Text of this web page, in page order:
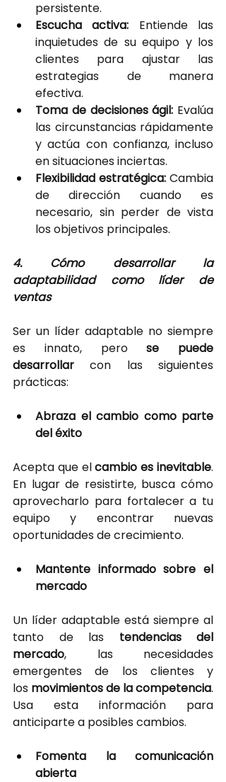
persistente.
Escucha activa: Entiende las
inquietudes de su equipo y los
clientes para ajustar las
estrategias de manera
efectiva.
Toma de decisiones ágil: Evalúa
las circunstancias rápidamente
y actúa con confianza, incluso
en situaciones inciertas.
Flexibilidad estratégica: Cambia
de dirección cuando es
necesario, sin perder de vista
los objetivos principales.
4. Cómo desarrollar la
adaptabilidad como líder de
ventas
Ser un líder adaptable no siempre
es innato, pero
se puede
desarrollar con las siguientes
prácticas:
Abraza el cambio como parte
del éxito
Acepta que el cambio es inevitable.
En lugar de resistirte, busca cómo
aprovecharlo para fortalecer a tu
equipo y encontrar nuevas
oportunidades de crecimiento.
Mantente informado sobre el
mercado
Un líder adaptable está siempre al
tanto de las tendencias del
mercado, las necesidades
emergentes de los clientes y
los movimientos de la competencia.
Usa esta información para
anticiparte a posibles cambios.
Fomenta la comunicación
abierta